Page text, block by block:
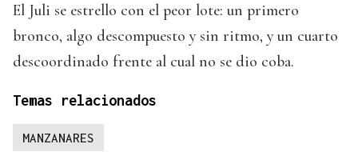
El Juli se estrello con el peor lote: un primero
bronco, algo descompuesto y sin ritmo, y un cuarto
descoordinado frente al cual no se dio coba.
Temas relacionados
MANZANARES